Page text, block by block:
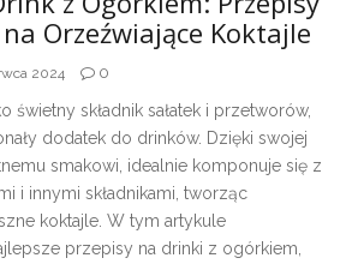
Orzeźwiające Koktajle
2024 0
świetny składnik sałatek i przetworów,
dodatek do drinków. Dzięki swojej
smakowi, idealnie komponuje się z
i innymi składnikami, tworząc
koktajle. W tym artykule
przepisy na drinki z ogórkiem,